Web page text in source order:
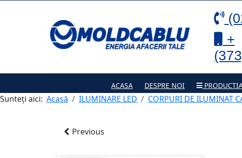
+
ACASA DESPRE NOI
Sunteți aici: Acasă ILUMINARE LED CORPURI DE ILUMINAT
Previous